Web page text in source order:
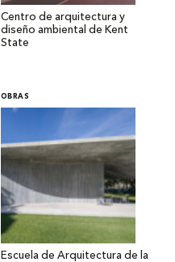
Centro de arquitectura y
diseño ambiental de Kent
State
OBRAS
Escuela de Arquitectura de la